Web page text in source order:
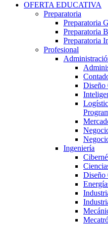
OFERTA EDUCATIVA
Preparatoria
Preparatoria
Preparatoria
Preparatoria
Profesional
Diseño
Ingeniería
Diseño